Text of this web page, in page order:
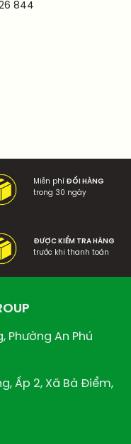
844
Miễn phí ĐỔI HÀNG
trong 30 ngày
ĐƯỢC KIỂM TRA HÀNG
trước khi thanh toán
Phường An Phú
Ấp 2, Xã Bà Điểm,